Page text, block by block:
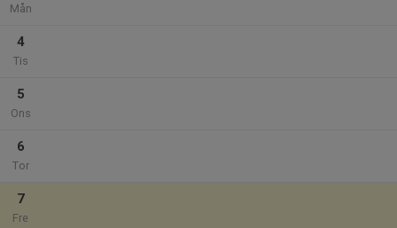
Mån
4
Tis
5
Ons
6
Tor
7
Fre